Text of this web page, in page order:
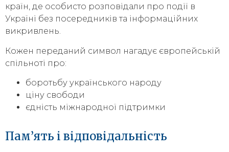
країн, де особисто розповідали про події в
Україні без посередників та інформаційних
викривлень.
Кожен переданий символ нагадує європейській
спільноті про:
боротьбу українського народу
ціну свободи
єдність міжнародної підтримки
Пам’ять і відповідальність